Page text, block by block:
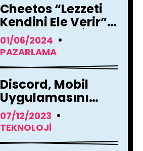
Cheetos “Lezzeti
Kendini Ele Verir”
Reklam Filmi İle
Yayında !
01/06/2024
PAZARLAMA
Discord, Mobil
Uygulamasını
Tamamen
Yenileme Kararı
07/12/2023
TEKNOLOJI